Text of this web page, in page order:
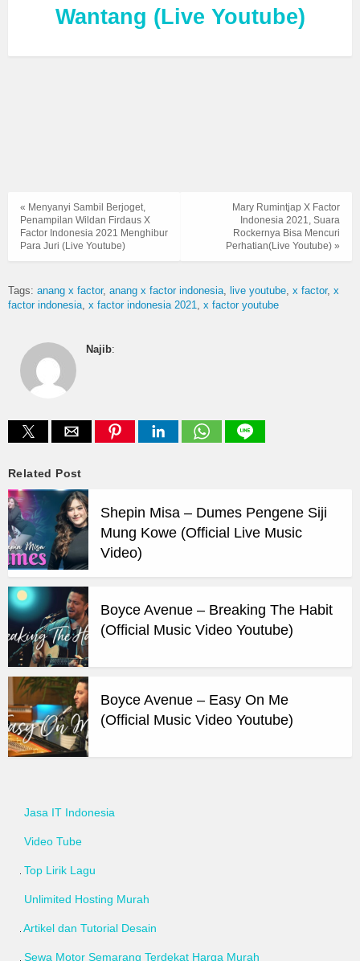
Wantang (Live Youtube)
Mary Rumintjap X Factor
Indonesia 2021, Suara
Rockernya Bisa Mencuri
Perhatian(Live Youtube) »
« Menyanyi Sambil Berjoget,
Penampilan Wildan Firdaus X
Factor Indonesia 2021 Menghibur
Para Juri (Live Youtube)
Tags: anang x factor anang x factor indonesia live youtube x factor x
factor indonesia x factor indonesia 2021 x factor youtube
Najib:
Related Post
Shepin Misa – Dumes Pengene Siji
Mung Kowe (Official Live Music
Video)
Boyce Avenue – Breaking The Habit
(Official Music Video Youtube)
Boyce Avenue – Easy On Me
(Official Music Video Youtube)
Jasa IT Indonesia
Video Tube
Top Lirik Lagu
Unlimited Hosting Murah
Artikel dan Tutorial Desain
Sewa Motor Semarang Terdekat Harga Murah